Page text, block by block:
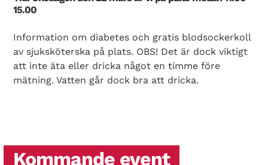
15.00
Information om diabetes och gratis blodsockerkoll
av sjuksköterska på plats. OBS! Det är dock viktigt
att inte äta eller dricka något en timme före
mätning. Vatten går dock bra att dricka.
Kommande event